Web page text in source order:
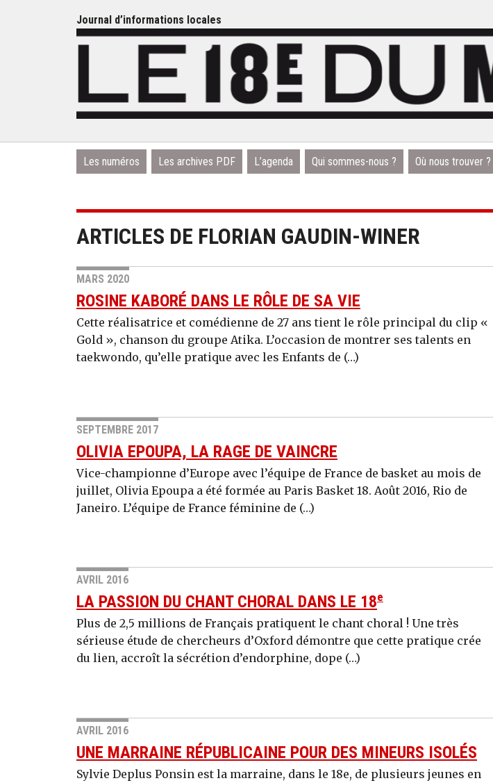
Journal d’informations locales
Les numéros Les archives PDF L’agenda Qui sommes-nous ? Où nous trouver ?
ARTICLES DE FLORIAN GAUDIN-WINER
MARS 2020
ROSINE KABORÉ DANS LE RÔLE DE SA VIE
Cette réalisatrice et comédienne de 27 ans tient le rôle principal du clip «
Gold », chanson du groupe Atika. L’occasion de montrer ses talents en
taekwondo, qu’elle pratique avec les Enfants de (…)
SEPTEMBRE 2017
OLIVIA EPOUPA, LA RAGE DE VAINCRE
Vice-championne d’Europe avec l’équipe de France de basket au mois de
juillet, Olivia Epoupa a été formée au Paris Basket 18. Août 2016, Rio de
Janeiro. L’équipe de France féminine de (…)
AVRIL 2016
LA PASSION DU CHANT CHORAL DANS LE 18e
Plus de 2,5 millions de Français pratiquent le chant choral ! Une très
sérieuse étude de chercheurs d’Oxford démontre que cette pratique crée
du lien, accroît la sécrétion d’endorphine, dope (…)
AVRIL 2016
UNE MARRAINE RÉPUBLICAINE POUR DES MINEURS ISOLÉS
Sylvie Deplus Ponsin est la marraine, dans le 18e, de plusieurs jeunes en